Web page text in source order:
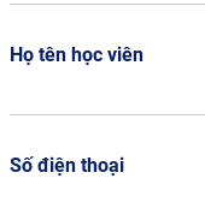
Họ tên học viên
Số điện thoại